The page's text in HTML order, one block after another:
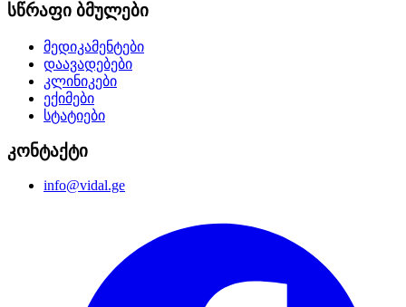
სწრაფი ბმულები
მედიკამენტები
დაავადებები
კლინიკები
ექიმები
სტატიები
კონტაქტი
info@vidal.ge